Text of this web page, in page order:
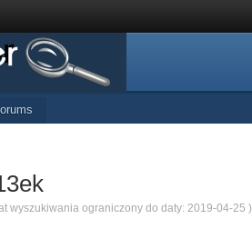
wyszukiwania ograniczony do daty: 2019-04-25 )